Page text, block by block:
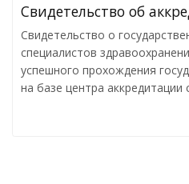
Cвидетельство об
Свидетельство о
специалистов
успешного прохождения
на базе центра аккредитации